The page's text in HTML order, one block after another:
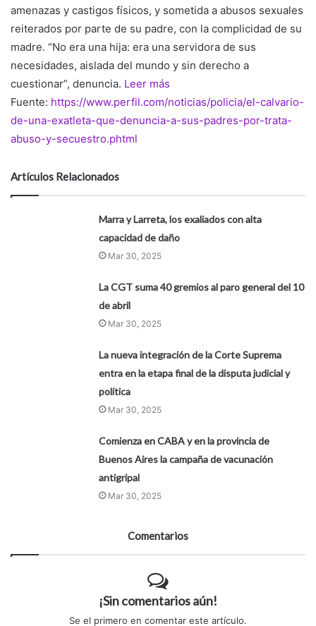
amenazas y castigos físicos, y sometida a abusos sexuales
reiterados por parte de su padre, con la complicidad de su
madre. “No era una hija: era una servidora de sus
necesidades, aislada del mundo y sin derecho a
cuestionar”, denuncia. Leer más
Fuente: https://www.perfil.com/noticias/policia/el-calvario-
de-una-exatleta-que-denuncia-a-sus-padres-por-trata-
abuso-y-secuestro.phtml
Artículos Relacionados
Marra y Larreta, los exaliados con alta
capacidad de daño
Mar 30, 2025
La CGT suma 40 gremios al paro general del 10
de abril
Mar 30, 2025
La nueva integración de la Corte Suprema
entra en la etapa final de la disputa judicial y
política
Mar 30, 2025
Comienza en CABA y en la provincia de
Buenos Aires la campaña de vacunación
antigripal
Mar 30, 2025
Comentarios
¡Sin comentarios aún!
Se el primero en comentar este artículo.